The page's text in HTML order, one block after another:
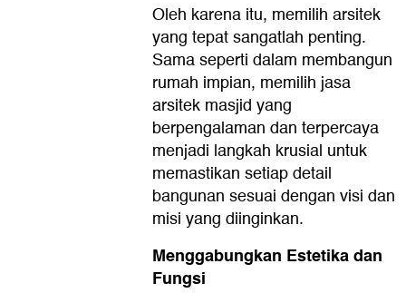
Oleh karena itu, memilih arsitek
yang tepat sangatlah penting.
Sama seperti dalam membangun
rumah impian, memilih jasa
arsitek masjid yang
berpengalaman dan terpercaya
menjadi langkah krusial untuk
memastikan setiap detail
bangunan sesuai dengan visi dan
misi yang diinginkan.
Menggabungkan Estetika dan
Fungsi